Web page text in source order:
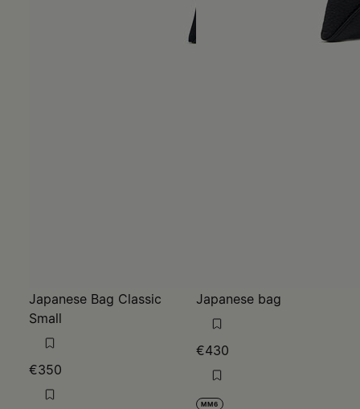
Japanese Bag Classic
Small
€350
Japanese bag
€430
MM6